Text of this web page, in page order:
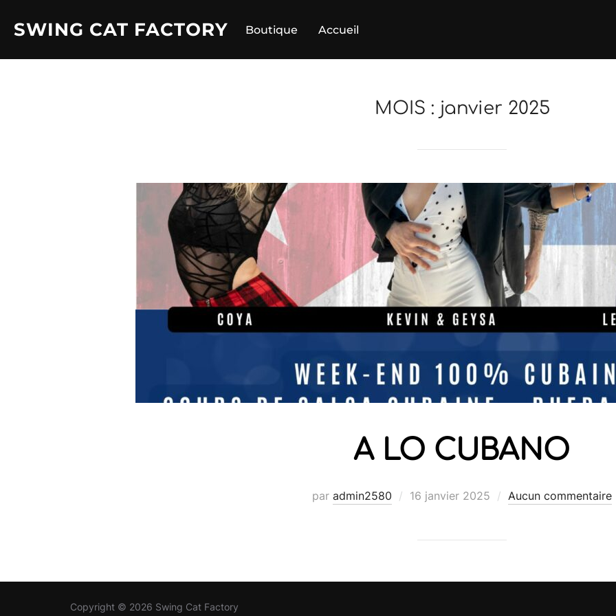
SWING CAT FACTORY Boutique Accueil
MOIS : janvier 2025
A LO CUBANO
par admin2580
Publié
16 janvier 2025 Aucun commentaire
Copyright © 2026 Swing Cat Factory